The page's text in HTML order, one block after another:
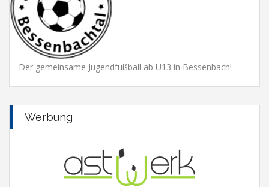
Der gemeinsame Jugendfußball ab U13 in Bessenbach!
Werbung